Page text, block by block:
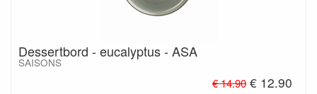
Dessertbord - eucalyptus - ASA
SAISONS
€ 14.90€ 12.90